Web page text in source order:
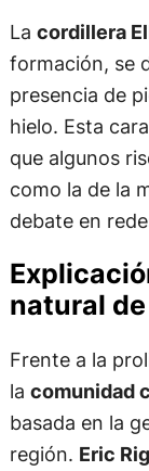
La cordillera
formación, se
presencia de
hielo. Esta
que algunos
como la de la
debate en
natural de
Frente a la
la comunidad
basada en la
región. Eric